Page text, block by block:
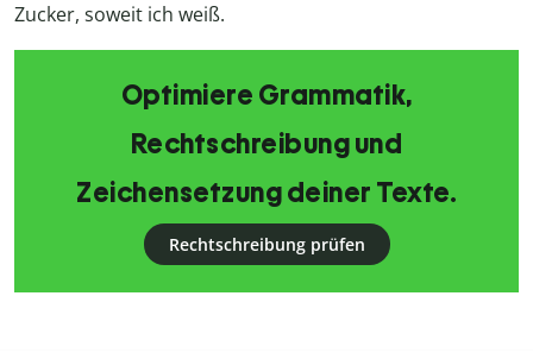
Zucker, soweit ich weiß.
Optimiere Grammatik,
Rechtschreibung und
Zeichensetzung deiner Texte.
Rechtschreibung prüfen